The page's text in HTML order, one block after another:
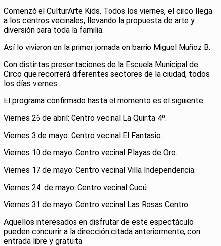
Comenzó el CulturArte Kids. Todos los viernes, el circo llega
a los centros vecinales, llevando la propuesta de arte y
diversión para toda la familia.
Así lo vivieron en la primer jornada en barrio Miguel Muñoz B.
Con distintas presentaciones de la Escuela Municipal de
Circo que recorrerá diferentes sectores de la ciudad, todos
los días viernes.
El programa confirmado hasta el momento es el siguiente:
Viernes 26 de abril: Centro vecinal La Quinta 4º.
Viernes 3 de mayo: Centro vecinal El Fantasio.
Viernes 10 de mayo: Centro vecinal Playas de Oro.
Viernes 17 de mayo: Centro vecinal Villa Independencia.
Viernes 24 de mayo: Centro vecinal Cucú.
Viernes 31 de mayo: Centro vecinal Las Rosas Centro.
Aquellos interesados en disfrutar de este espectáculo
pueden concurrir a la dirección citada anteriormente, con
entrada libre y gratuita